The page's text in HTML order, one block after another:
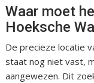
Waar moet
Hoeksche
De precieze locatie
staat nog niet vast,
aangewezen. Dit